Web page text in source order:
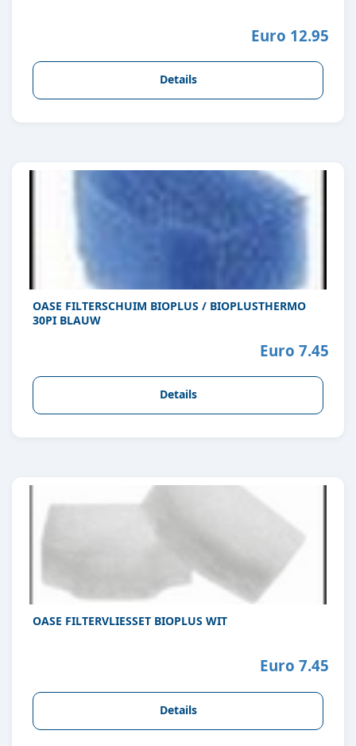
Euro 12.95
Details
OASE FILTERSCHUIM BIOPLUS / BIOPLUSTHERMO
30PI BLAUW
Euro 7.45
Details
OASE FILTERVLIESSET BIOPLUS WIT
Euro 7.45
Details